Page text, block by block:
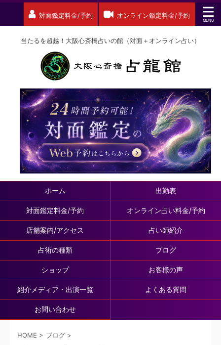
対面鑑定料金/予約 オンライン鑑定料金/予約
当たるを超越！大阪心斎橋占いの館（対面＋オンライン占い）
ホーム 出勤表
対面鑑定料金/予約 オンライン占い料金/予約
店舗案内/アクセス 占い師紹介
占術の種類 ブログ
ショップ お客様の声
紹介メディア・出演一覧 よくある質問
お問い合わせ
HOME > ブログ >